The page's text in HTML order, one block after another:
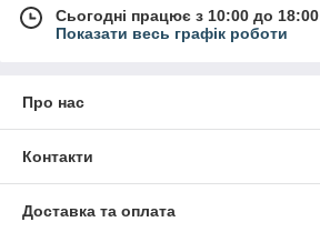
Сьогодні працює з 10:00 до 18:00
Показати весь графік роботи
Про нас
Контакти
Доставка та оплата